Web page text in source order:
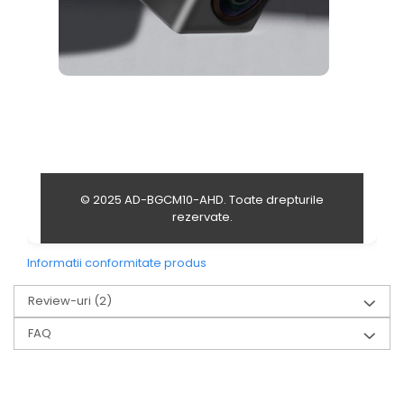
© 2025 AD-BGCM10-AHD. Toate drepturile
rezervate.
Informatii conformitate produs
Review-uri (2)
FAQ